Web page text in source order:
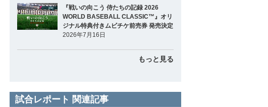
『戦いの向こう 侍たちの記録 2026
WORLD BASEBALL CLASSIC™』オリ
ジナル特典付きムビチケ前売券 発売決定
2026年7月16日
もっと見る
試合レポート 関連記事